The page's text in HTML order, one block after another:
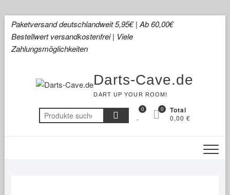
Skip
content
Paketversand deutschlandweit 5,95€ | Ab 60,00€
Bestellwert versandkostenfrei | Viele
Zahlungsmöglichkeiten
Darts-Cave.de
DART UP YOUR ROOM!
Suchen
nach:
0 Total
0,00 €
0